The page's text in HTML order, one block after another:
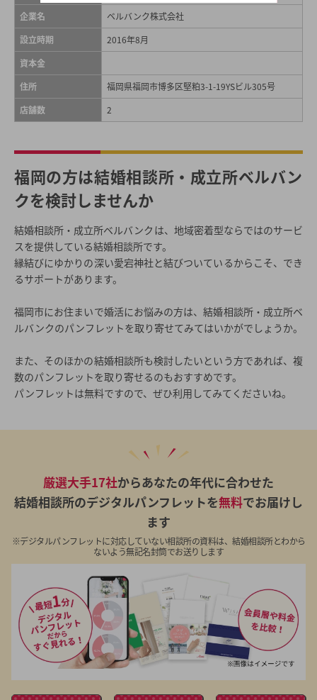
企業名
ベルバンク株式会社
設立時期
2016年8月
資本金
住所
福岡県福岡市博多区堅粕3-1-19YSビル305号
店舗数
2
福岡の方は結婚相談所・成立所ベルバン
クを検討しませんか
結婚相談所・成立所ベルバンクは、地域密着型ならではのサービ
スを提供している結婚相談所です。
縁結びにゆかりの深い愛宕神社と結びついているからこそ、でき
るサポートがあります。
福岡市にお住まいで婚活にお悩みの方は、結婚相談所・成立所ベ
ルバンクのパンフレットを取り寄せてみてはいかがでしょうか。
また、そのほかの結婚相談所も検討したいという方であれば、複
数のパンフレットを取り寄せるのもおすすめです。
パンフレットは無料ですので、ぜひ利用してみてくださいね。
厳選大手17社からあなたの年代に合わせた
結婚相談所のデジタルパンフレットを無料でお届けし
ます
※デジタルパンフレットに対応していない相談所の資料は、結婚相談所とわから
ないよう無記名封筒でお送りします